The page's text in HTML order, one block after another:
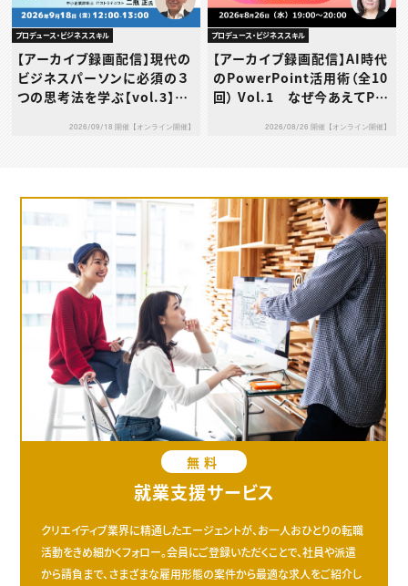
プロデュース・ビジネススキル
【アーカイブ録画配信】現代の
ビジネスパーソンに必須の３
つの思考法を学ぶ【vol.3】デ
2026/09/18 開催【オンライン開催】
プロデュース・ビジネススキル
【アーカイブ録画配信】AI時代
のPowerPoint活用術（全10
回） Vol.1 なぜ今あえてPo
2026/08/26 開催【オンライン開催】
無料
就業支援サービス
クリエイティブ業界に精通したエージェントが、お一人おひとりの転職
活動をきめ細かくフォロー。会員にご登録いただくことで、社員や派遣
から請負まで、さまざまな雇用形態の案件から最適な求人をご紹介し